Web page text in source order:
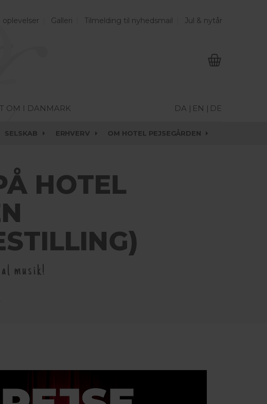
oplevelser Galleri Tilmelding til nyhedsmail Jul & nytår
OM I DANMARK DA | EN | DE
SELSKAB ERHVERV OM HOTEL PEJSEGÅRDEN
HOTEL
musik!